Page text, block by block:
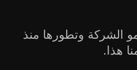
الشركة وتطورها منذ
هذا.